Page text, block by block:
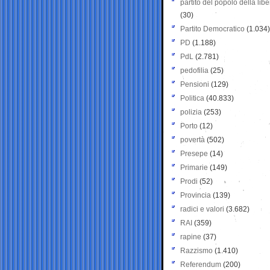
partito del popolo della
(30)
Partito Democratico (1.034)
PD (1.188)
PdL (2.781)
pedofilia (25)
Pensioni (129)
Politica (40.833)
polizia (253)
Porto (12)
povertà (502)
Presepe (14)
Primarie (149)
Prodi (52)
Provincia (139)
radici e valori (3.682)
RAI (359)
rapine (37)
Razzismo (1.410)
Referendum (200)